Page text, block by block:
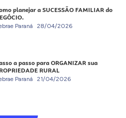
planejar a SUCESSÃO FAMILIAR do
Paraná 28/04/2026
a passo para ORGANIZAR sua
RURAL
Paraná 21/04/2026